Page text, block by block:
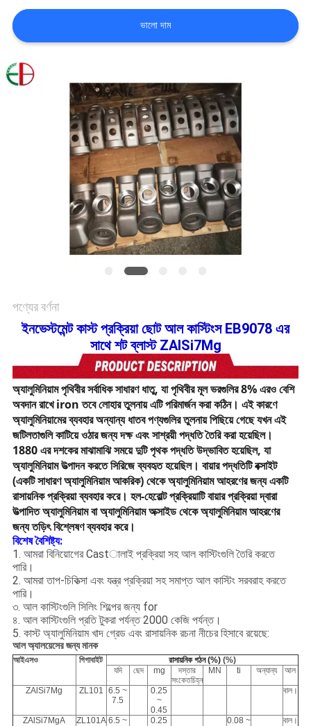
খবর
উদ্ধৃতির
জন্য
ভালো দাম
পণ্যের বর্ণনা
ইনভেস্টমেন্ট কাস্ট প্রক্রিয়া ছোট আল কাস্টিংস EB9078 এর
সাথে শট ব্লাস্ট ZAlSi7Mg
অ্যালুমিনিয়াম পৃথিবীর সর্বাধিক সাধারণ ধাতু, যা পৃথিবীর মূল ভরগুলির 8% এরও বেশি
অবদান রাখে iron তবে লোহার তুলনায় এটি পরিমার্জন করা কঠিন। এই কারণে
অ্যালুমিনিয়ামের ব্যবহার অন্যান্য ধাতব পণ্যগুলির তুলনায় পিছিয়ে গেছে যখন এই
জটিলতাগুলি কাটিয়ে ওঠার জন্য দক্ষ এবং সাশ্রয়ী পদ্ধতি তৈরি করা হয়েছিল।
1880 এর দশকের মাঝামাঝি সময়ে দুটি পৃথক পদ্ধতি উদ্ভাবিত হয়েছিল, যা
অ্যালুমিনিয়াম উত্পাদন করতে সিরিজে ব্যবহৃত হয়েছিল। বায়ার পদ্ধতিটি বক্সাইট
(একটি সাধারণ অ্যালুমিনিয়াম আকরিক) থেকে অ্যালুমিনিয়াম আহরণের জন্য একটি
রাসায়নিক প্রক্রিয়া ব্যবহার করে। হল-হেরোল্ট প্রক্রিয়াটি বায়ার প্রক্রিয়া দ্বারা
উত্পাদিত অ্যালুমিনিয়াম বা অ্যালুমিনিয়াম অক্সাইড থেকে অ্যালুমিনিয়াম আহরণের
জন্য তড়িৎ বিশ্লেষণ ব্যবহার করে।
বিশেষ বৈশিষ্ট্য:
1. আমরা বিনিয়োগের Castালাই প্রক্রিয়া সহ আল কাস্টিংগুলি তৈরি করতে
পারি।
2. আমরা তাপ-চিকিত্সা এবং যন্ত্র প্রক্রিয়া সহ সমাপ্ত আল কাস্টিং সরবরাহ করতে
পারি।
৩. আল কাস্টিংগুলি সিলিং শিল্পের জন্য for
৪. আল কাস্টিংগুলি প্রতি টুকরা পর্যন্ত 2000 কেজি পর্যন্ত।
5. কাস্ট অ্যালুমিনিয়াম খাদ গ্রেড এবং রাসায়নিক রচনা নীচের হিসাবে রয়েছে:
আল অ্যালয়েসের জন্য মানক
আইএসও গিগাবাইট রাসায়নিক গঠন (%)(%)
যদি
ছেদ mg
দস্তার
সংকেতচিহ্ন
MN ti অন্যান্য আল
ZAlSi7Mg ZL101
6.5 ~
7.5
0.25
~
0.45
বাল।
ZAlSi7MgA ZL101A 6.5 ~
0.25
0.08 ~
বাল।